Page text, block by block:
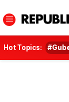
Hot Topics: